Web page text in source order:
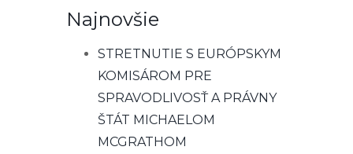
Najnovšie
STRETNUTIE S EURÓPSKYM
KOMISÁROM PRE
SPRAVODLIVOSŤ A PRÁVNY
ŠTÁT MICHAELOM
MCGRATHOM